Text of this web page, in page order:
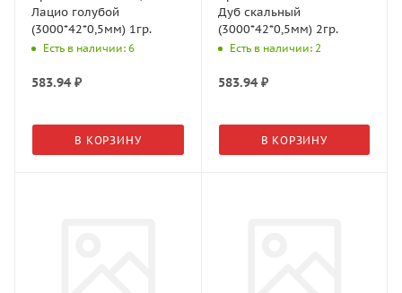
Лацио голубой
(3000*42*0,5мм) 1гр.
Есть в наличии: 6
583.94₽
В КОРЗИНУ
Дуб скальный
(3000*42*0,5мм) 2гр.
Есть в наличии: 2
583.94₽
В КОРЗИНУ